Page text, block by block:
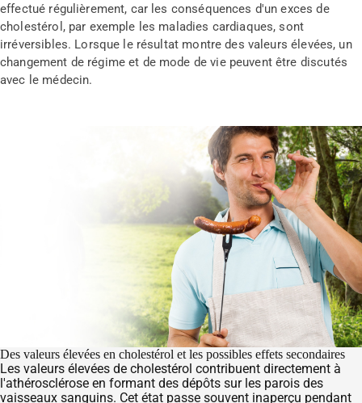
effectué régulièrement, car les conséquences d'un exces de
cholestérol, par exemple les maladies cardiaques, sont
irréversibles. Lorsque le résultat montre des valeurs élevées, un
changement de régime et de mode de vie peuvent être discutés
avec le médecin.
Des valeurs élevées en cholestérol et les possibles effets secondaires
Les valeurs élevées de cholestérol contribuent directement à
l'athérosclérose en formant des dépôts sur les parois des
vaisseaux sanguins. Cet état passe souvent inaperçu pendant